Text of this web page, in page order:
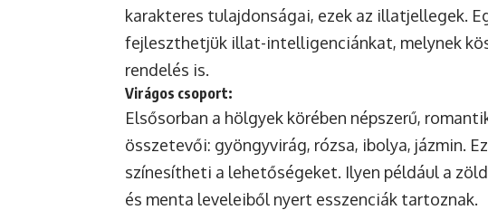
karakteres tulajdonságai, ezek az illatjellegek.
fejleszthetjük illat-intelligenciánkat, melynek
rendelés is.
Virágos csoport:
Elsősorban a hölgyek körében népszerű,
összetevői: gyöngyvirág, rózsa, ibolya, jázmin.
színesítheti a lehetőségeket. Ilyen például a
és menta leveleiből nyert esszenciák tartoznak.